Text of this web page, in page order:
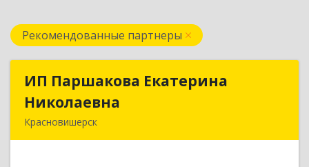
Рекомендованные партнеры
ИП Паршакова Екатерина
Николаевна
Красновишерск
ИП Паршакова Екатерина